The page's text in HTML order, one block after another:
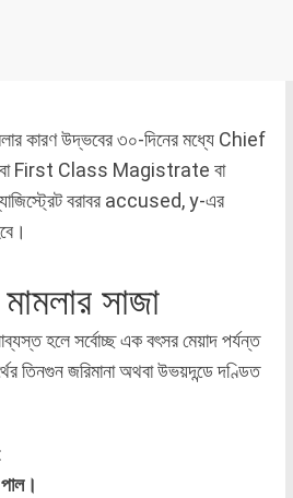
কারণ উদ্ভবের ৩০-দিনের মধ্যে Chief
First Class Magistrate বা
বরাবর accused, y-এর
সাজা
হলে সর্বোচ্ছ এক বৎসর মেয়াদ পর্যন্ত
তিনগুন জরিমানা অথবা উভয়দন্ডে দণ্ডিত